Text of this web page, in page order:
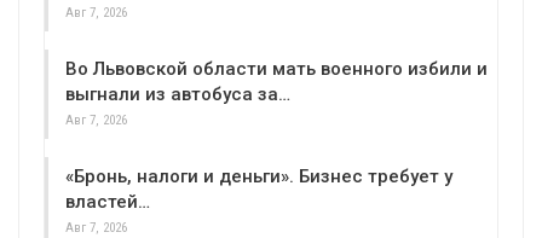
Авг 7, 2026
Во Львовской области мать военного избили и
выгнали из автобуса за…
Авг 7, 2026
«Бронь, налоги и деньги». Бизнес требует у
властей…
Авг 7, 2026